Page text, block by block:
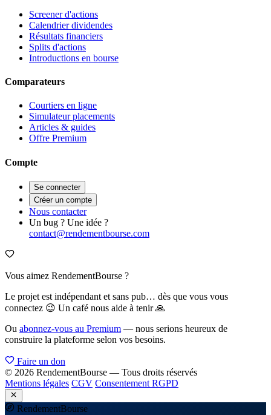
Screener d'actions
Calendrier dividendes
Résultats financiers
Splits d'actions
Introductions en bourse
Comparateurs
Courtiers en ligne
Simulateur placements
Articles & guides
Offre Premium
Compte
Se connecter
Créer un compte
Nous contacter
Un bug ? Une idée ?
contact@rendementbourse.com
Vous aimez RendementBourse ?
Le projet est indépendant et sans pub… dès que vous vous
connectez 😉 Un café nous aide à tenir 🙏
Ou abonnez-vous au Premium — nous serions heureux de
construire la plateforme selon vos besoins.
Faire un don
© 2026 RendementBourse — Tous droits réservés
Mentions légales CGV Consentement RGPD
RendementBourse